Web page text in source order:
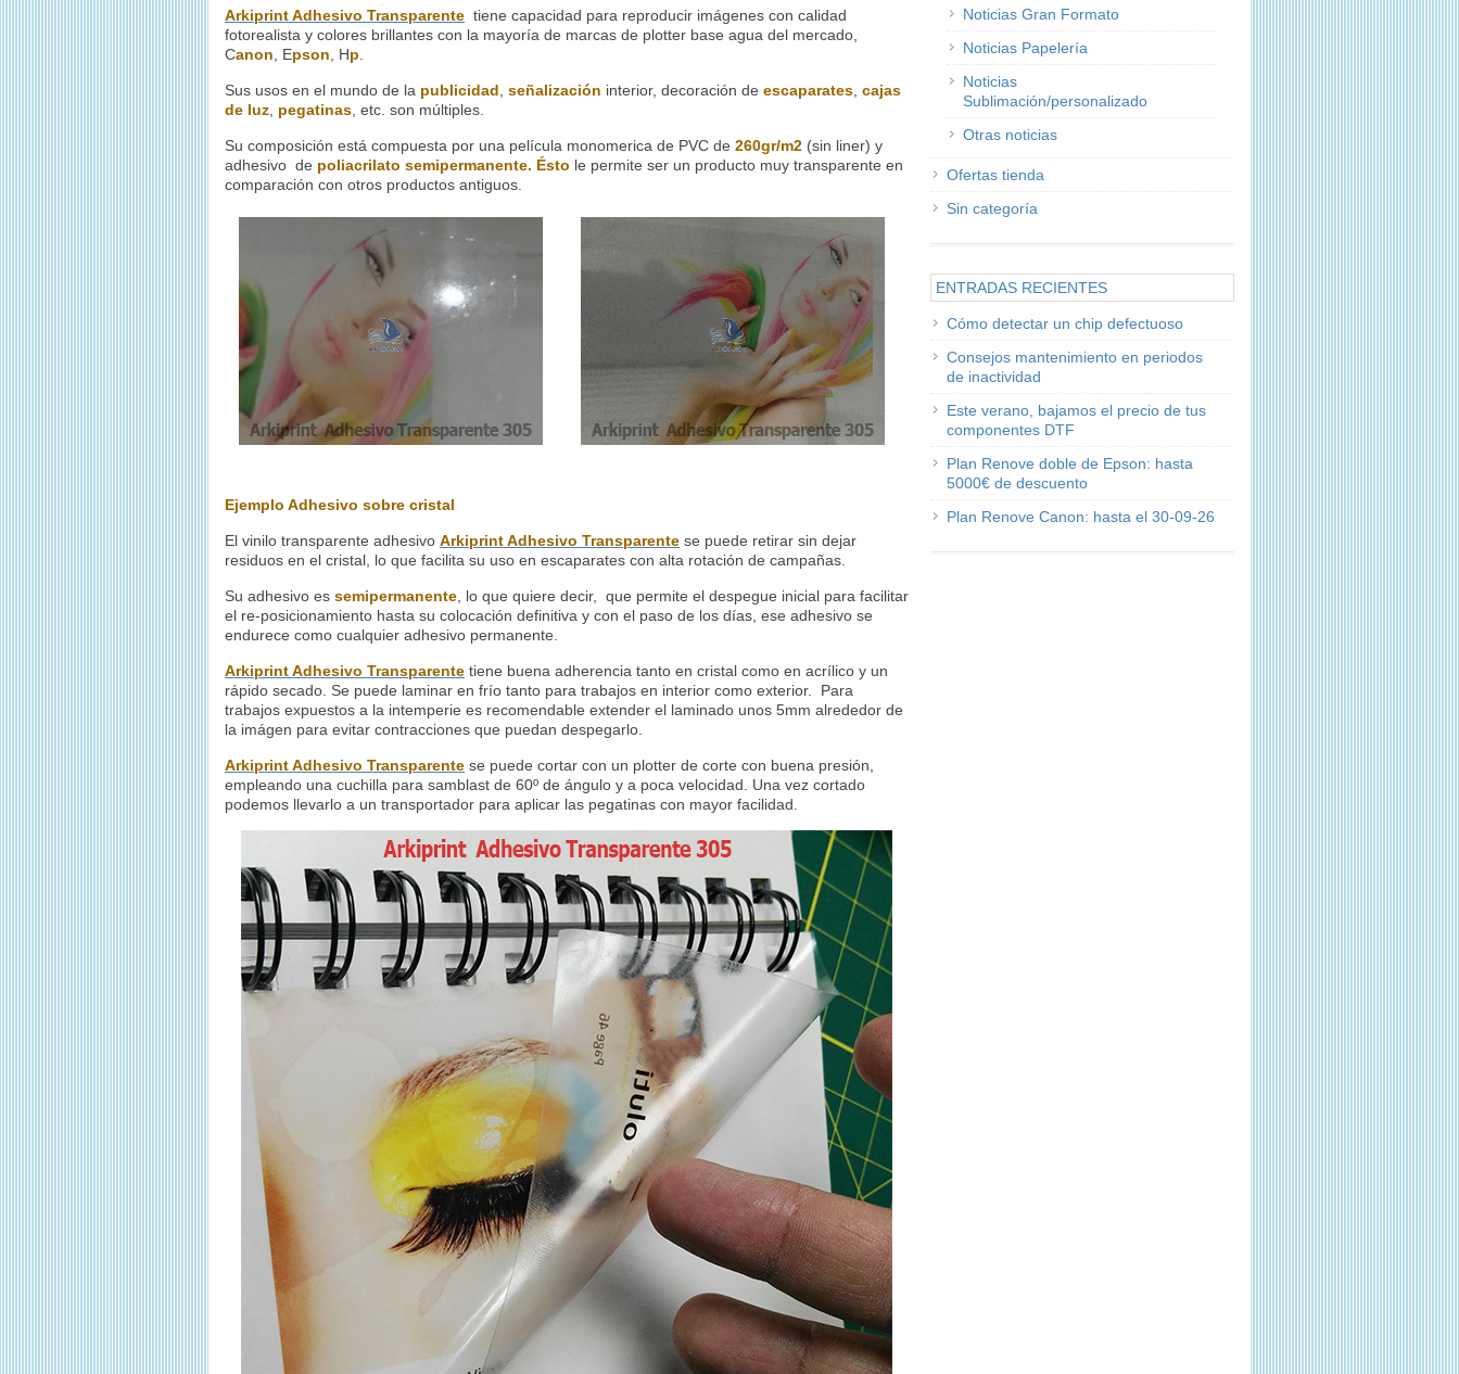
Arkiprint Adhesivo Transparente tiene capacidad para reproducir imágenes con calidad
fotorealista y colores brillantes con la mayoría de marcas de plotter base agua del mercado,
Canon , Epson , Hp
Sus usos en el mundo de la publicidad señalización interior, decoración de escaparates cajas
de luz pegatinas , etc. son múltiples.
Su composición está compuesta por una película monomerica de PVC de 260gr/m2 (sin liner) y
adhesivo de poliacrilato semipermanente. Ésto le permite ser un producto muy transparente en
comparación con otros productos antiguos.
Ejemplo Adhesivo sobre cristal
El vinilo transparente adhesivo Arkiprint Adhesivo Transparente se puede retirar sin dejar
residuos en el cristal, lo que facilita su uso en escaparates con alta rotación de campañas.
Su adhesivo es semipermanente, lo que quiere decir, que permite el despegue inicial para facilitar
el re-posicionamiento hasta su colocación definitiva y con el paso de los días, ese adhesivo se
endurece como cualquier adhesivo permanente.
Arkiprint Adhesivo Transparente tiene buena adherencia tanto en cristal como en acrílico y un
rápido secado. Se puede laminar en frío tanto para trabajos en interior como exterior. Para
trabajos expuestos a la intemperie es recomendable extender el laminado unos 5mm alrededor de
la imágen para evitar contracciones que puedan despegarlo.
Arkiprint Adhesivo Transparente se puede cortar con un plotter de corte con buena presión,
empleando una cuchilla para samblast de 60º de ángulo y a poca velocidad. Una vez cortado
podemos llevarlo a un transportador para aplicar las pegatinas con mayor facilidad.
Noticias Gran Formato
Noticias Papelería
Noticias
Sublimación/personalizado
Otras noticias
Ofertas tienda
Sin categoría
ENTRADAS RECIENTES
Cómo detectar un chip defectuoso
Consejos mantenimiento en periodos
de inactividad
Este verano, bajamos el precio de tus
componentes DTF
Plan Renove doble de Epson: hasta
5000€ de descuento
Plan Renove Canon: hasta el 30-09-26